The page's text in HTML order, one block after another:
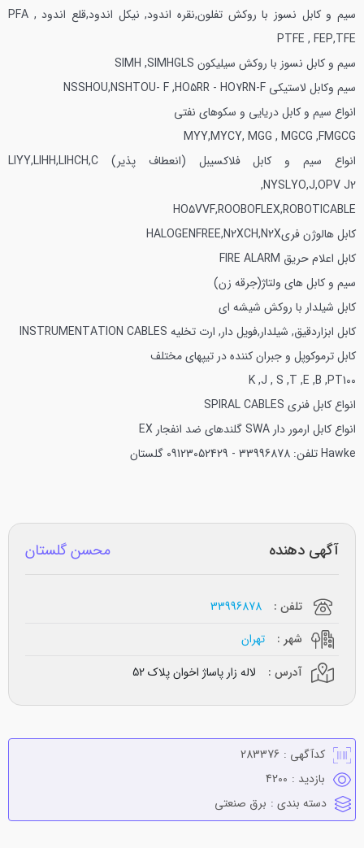
سیم و كابل نسوز با روكش تفلون,نقره اندود, نيكل اندود,قلع اندود PFA ,
PTFE , FEP,TFE
سیم و كابل نسوز با روكش سيليكون SIMH ,SIMHGLS
سیم وكابل لاستيكي NSSHOU,NSHTOU- F ,HO5RR - HO7RN-F
انواع سیم و كابل دريايي و سكوهاي نفتي
MYY,MYCY, MGG , MGCG ,FMGCG
انواع سیم و كابل فلاكسيبل (انعطاف پذير)
LIYY,LIHH,LIHCH,C
NYSLYO,J,OPV J2,
HO5VVF,ROOBOFLEX,ROBOTICABLE
كابل هالوژن فريHALOGENFREE,N2XCH,N2X
كابل اعلام حريق FIRE ALARM
سیم و كابل هاي ولتاژ(جرقه زن)
كابل شيلدار با روكش شيشه اي
كابل ابزاردقيق, شيلدار,فويل دار, ارت تخليه
كابل ترموكوپل و جبران كننده در تيپهاي مختلف
K ,J , S ,T ,E ,B ,PT100
انواع كابل فنري SPIRAL CABLES
انواع كابل ارمور دار SWA
گلندهاي ضد انفجار EX
Hawkeتلفن: 33996878 - 09123052429 گلستان
آگهی دهنده محسن گلستان
تلفن :
33996878
شهر :
تهران
آدرس :
لاله زار پاساژ اخوان پلاک 52
کدآگهی : 283376
بازدید : 4200
دسته بندی : برق صنعتي